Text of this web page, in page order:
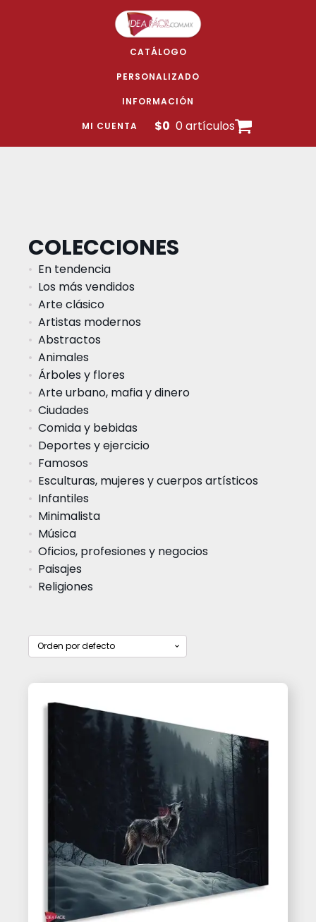
CATÁLOGO
PERSONALIZADO
INFORMACIÓN
MI CUENTA $0 0 artículos
COLECCIONES
En tendencia
Los más vendidos
Arte clásico
Artistas modernos
Abstractos
Animales
Árboles y flores
Arte urbano, mafia y dinero
Ciudades
Comida y bebidas
Deportes y ejercicio
Famosos
Esculturas, mujeres y cuerpos artísticos
Infantiles
Minimalista
Música
Oficios, profesiones y negocios
Paisajes
Religiones